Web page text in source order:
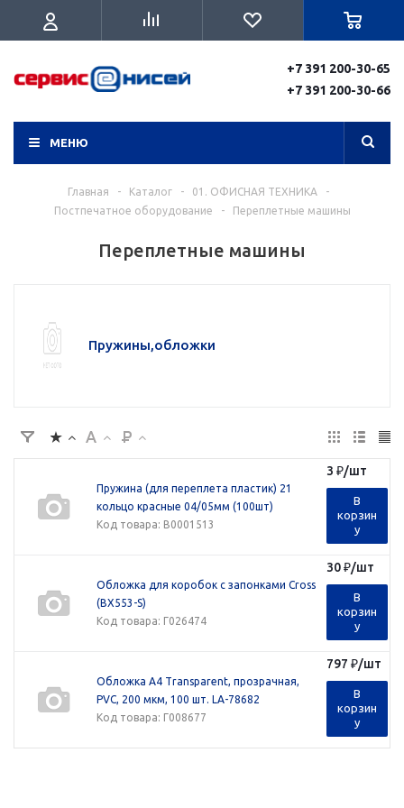
+7 391 200-30-65
+7 391 200-30-66
МЕНЮ
Главная - Каталог - 01. ОФИСНАЯ ТЕХНИКА
-
Постпечатное оборудование
- Переплетные машины
Переплетные машины
Пружины,обложки
Пружина (для переплета пластик) 21
кольцо красные 04/05мм (100шт)
Код товара: В0001513
3 ₽/шт
В
корзин
у
Обложка для коробок с запонками Cross
(BX553-S)
Код товара: Г026474
30₽/шт
В
корзин
у
Обложка A4 Transparent, прозрачная,
PVC, 200 мкм, 100 шт. LA-78682
Код товара: Г008677
797 ₽/шт
В
корзин
у